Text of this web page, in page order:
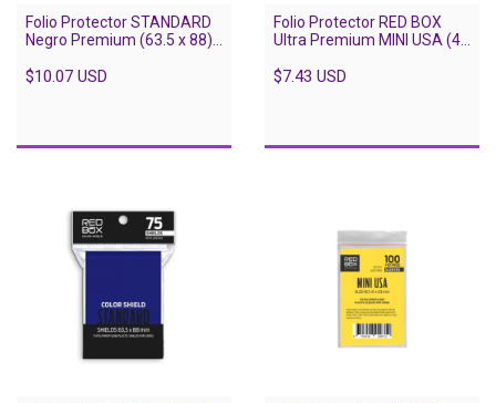
Folio Protector STANDARD
Negro Premium (63.5 x 88) -
$10.07 USD
Folio Protector RED BOX
Ultra Premium MINI USA (41
$7.43 USD